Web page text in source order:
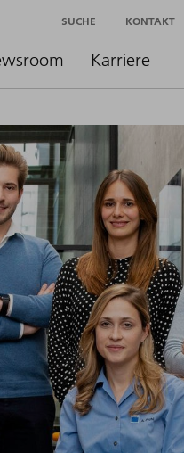
Karriere
SUCHE KONTAKT